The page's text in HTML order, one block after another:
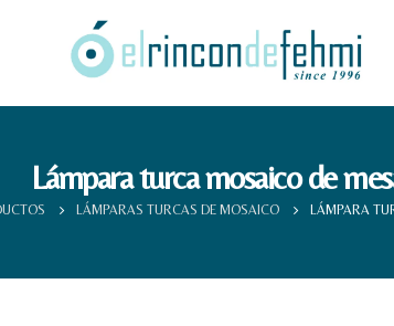
Lámpara turca mosaico de
LÁMPARAS TURCAS DE MOSAICO LÁMPARA